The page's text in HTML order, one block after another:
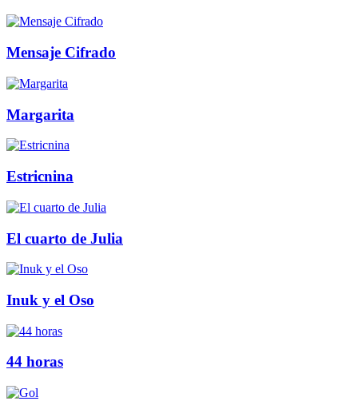
Mensaje Cifrado
Margarita
Estricnina
El cuarto de Julia
Inuk y el Oso
44 horas